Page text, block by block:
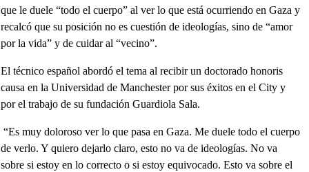
que le duele “todo el cuerpo” al ver lo que está ocurriendo en Gaza y
recalcó que su posición no es cuestión de ideologías, sino de “amor
por la vida” y de cuidar al “vecino”.
El técnico español abordó el tema al recibir un doctorado honoris
causa en la Universidad de Manchester por sus éxitos en el City y
por el trabajo de su fundación Guardiola Sala.
“Es muy doloroso ver lo que pasa en Gaza. Me duele todo el cuerpo
de verlo. Y quiero dejarlo claro, esto no va de ideologías. No va
sobre si estoy en lo correcto o si estoy equivocado. Esto va sobre el